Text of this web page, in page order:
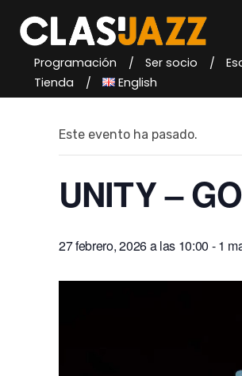
content
Programación Ser socio
Tienda
English
« Todos los Eventos
Este evento ha pasado.
UNITY –
27 febrero, 2026 a las 10:00 -1